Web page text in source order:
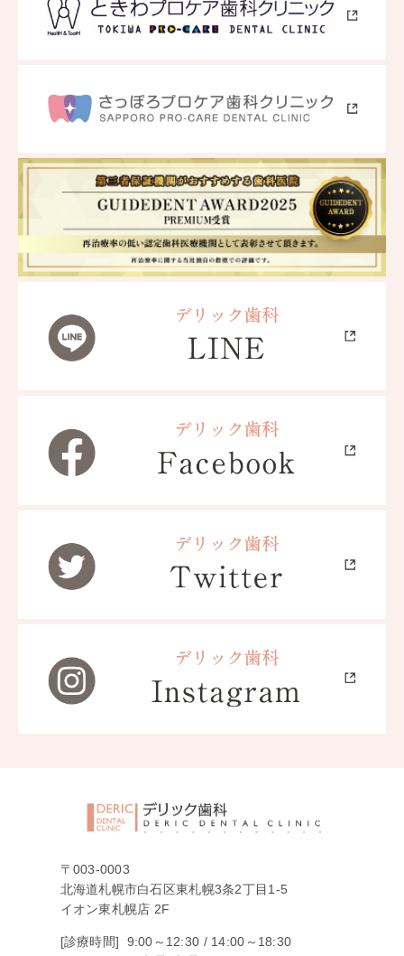
〒003-0003
北海道札幌市白石区東札幌3条2丁目1-5
イオン東札幌店 2F
[診療時間] 9:00～12:30 / 14:00～18:30